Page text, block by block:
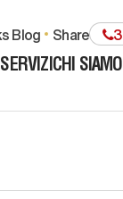
Blog share
SERVIZICHI SIAMO